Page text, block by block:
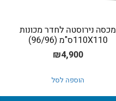
מכסה נירוסטה לחדר מכונות
110X110ס"מ (96/96)
₪4,900
הוספה לסל